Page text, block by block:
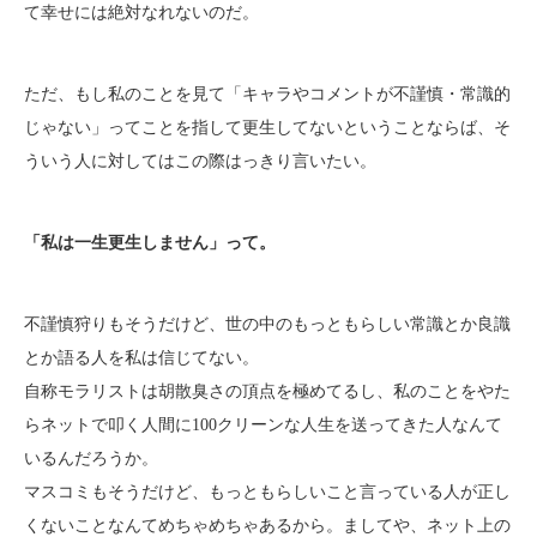
て幸せには絶対なれないのだ。
ただ、もし私のことを見て「キャラやコメントが不謹慎・常識的
じゃない」ってことを指して更生してないということならば、そ
ういう人に対してはこの際はっきり言いたい。
「私は一生更生しません」って。
不謹慎狩りもそうだけど、世の中のもっともらしい常識とか良識
とか語る人を私は信じてない。
自称モラリストは胡散臭さの頂点を極めてるし、私のことをやた
らネットで叩く人間に100クリーンな人生を送ってきた人なんて
いるんだろうか。
マスコミもそうだけど、もっともらしいこと言っている人が正し
くないことなんてめちゃめちゃあるから。ましてや、ネット上の